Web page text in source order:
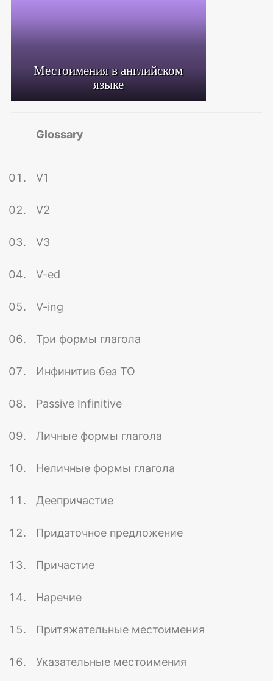
Местоимения в английском
языке
Glossary
V1
V2
V3
V-ed
V-ing
Три формы глагола
Инфинитив без TO
Passive Infinitive
Личные формы глагола
Неличные формы глагола
Деепричастие
Придаточное предложение
Причастие
Наречие
Притяжательные местоимения
Указательные местоимения